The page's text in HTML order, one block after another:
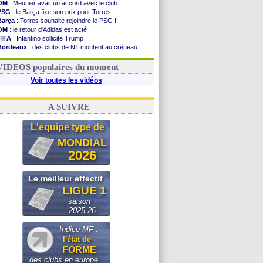
: Meunier avait un accord avec le club
: le Barça fixe son prix pour Torres
: Torres souhaite rejoindre le PSG !
: le retour d'Adidas est acté
: Infantino sollicite Trump
: des clubs de N1 montent au créneau
: le démenti de Leipzig pour Diomandé
populaires du moment
Voir toutes les vidéos
A SUIVRE
L'equipe type de
MONDIAL
2026
Le meilleur effectif
LIGUE 1
saison
2025-26
Indice MF :
l'état de
FORME
des clubs en europe